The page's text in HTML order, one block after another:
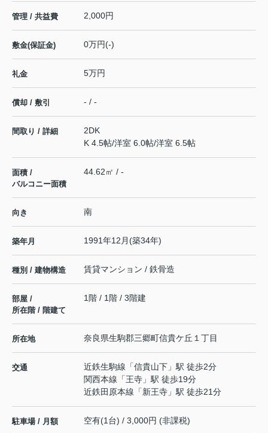
管理 / 共益費 2,000円
敷金(保証金) 0万円(-)
礼金 5万円
償却 / 敷引 - / -
間取り / 詳細
2DK
K 4.5帖/洋室 6.0帖/洋室 6.5帖
面積 /
バルコニー面積
44.62㎡ / -
向き 南
築年月 1991年12月(築34年)
種別 / 建物構造 賃貸マンション / 鉄骨造
部屋 /
所在階 / 階建て
1階 / 1階 / 3階建
所在地 奈良県生駒郡三郷町信貴ケ丘 １丁目
交通 近鉄生駒線 「信貴山下 」駅 徒歩2分
関西本線 「王寺 」駅 徒歩19分
近鉄田原本線 「新王寺 」駅 徒歩21分
駐車場 / 月額 空有(1台) / 3,000円 (非課税)